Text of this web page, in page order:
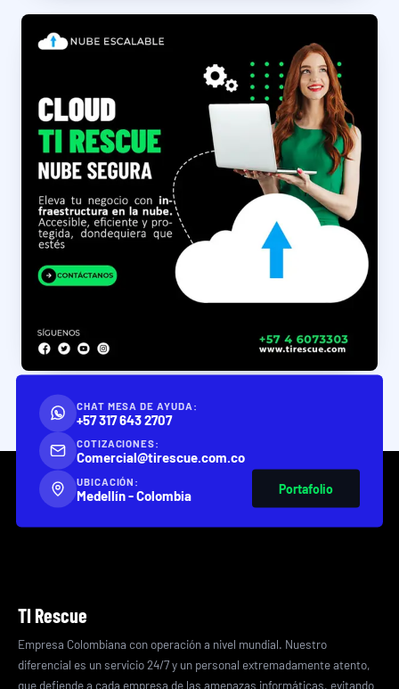
CHAT MESA DE AYUDA:
+57 317 643 2707
COTIZACIONES:
Comercial@tirescue.com.co
UBICACIÓN:
Medellín - Colombia Portafolio
TI Rescue
Empresa Colombiana con operación a nivel mundial. Nuestro
diferencial es un servicio 24/7 y un personal extremadamente atento,
que defiende a cada empresa de las amenazas informáticas, evitando